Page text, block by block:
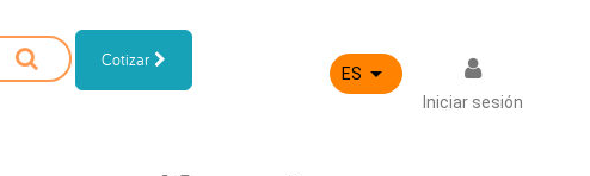
Cotizar
ES 
Iniciar sesión